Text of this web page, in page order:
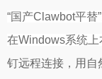
“国产Clawbot平
在Windows系统上
钉远程连接，用自